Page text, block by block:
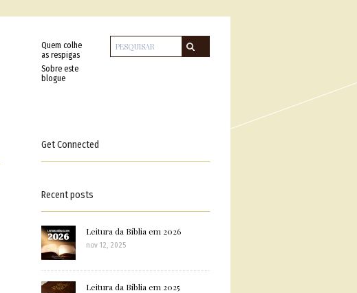
Quem colhe
as respigas
Sobre este
blogue
Get Connected
Recent posts
Leitura da Bíblia em 2026
nov 12, 2025
Leitura da Bíblia em 2025